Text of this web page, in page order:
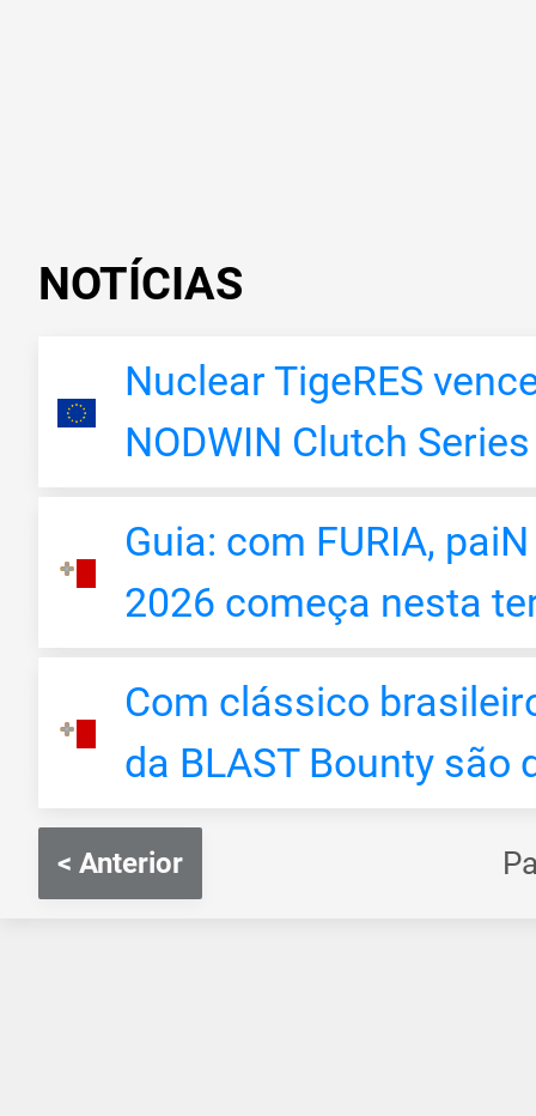
NOTÍCIAS
Nuclear TigeRES
NODWIN Clutch
Guia: com FURIA,
2026 começa nesta
Com clássico
da BLAST Bounty são
< Anterior